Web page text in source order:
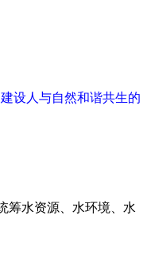
设人与自然和谐共生的
筹水资源、水环境、水